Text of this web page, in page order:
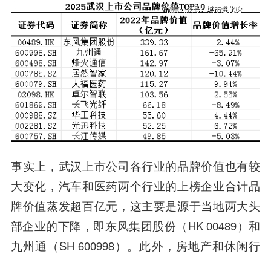
事实上，武汉上市公司各行业的品牌价值也有较
大变化，汽车和医药两个行业的上榜企业合计品
牌价值蒸发超百亿元，这主要是源于当地两大头
部企业的下降，即东风集团股份（HK 00489）和
九州通（SH 600998）。此外，房地产和休闲行